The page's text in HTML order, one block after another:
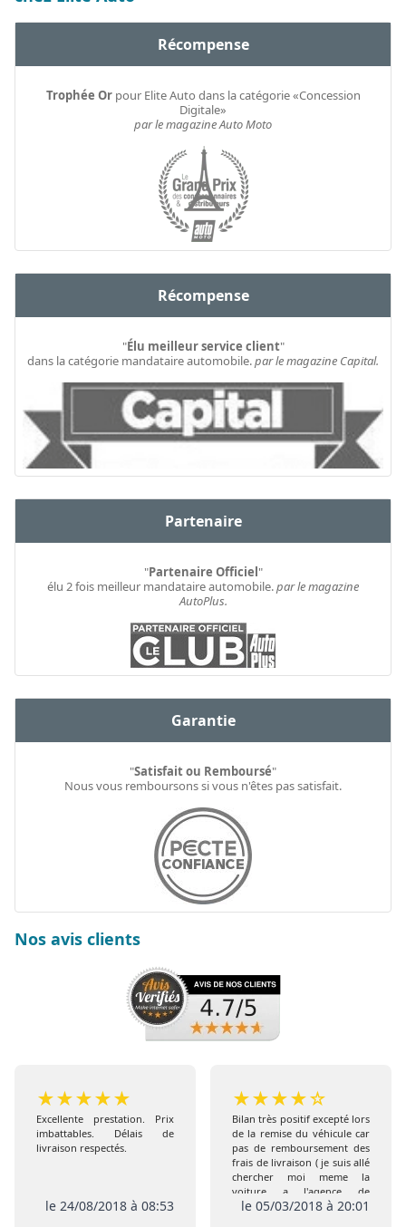
Récompense
Trophée Orpour Elite Auto dans la catégorie «Concession
Digitale»
par le magazine Auto Moto
Récompense
"Élu meilleur service client"
dans la catégorie mandataire automobile.par le magazine Capital.
Partenaire
"Partenaire Officiel"
élu 2 fois meilleur mandataire automobile.par le magazine
AutoPlus.
Garantie
"Satisfait ou Remboursé"
Nous vous remboursons si vous n'êtes pas satisfait.
Nos avis clients
★★★★★
Excellente prestation. Prix
imbattables. Délais de
livraison respectés.
le 24/08/2018 à 08:53
★★★★☆
Bilan très positif excepté lors
de la remise du véhicule car
pas de remboursement des
frais de livraison ( je suis allé
chercher moi meme la
voiture a l'agence de
Coigneres) comme prévu
le 05/03/2018 à 20:01